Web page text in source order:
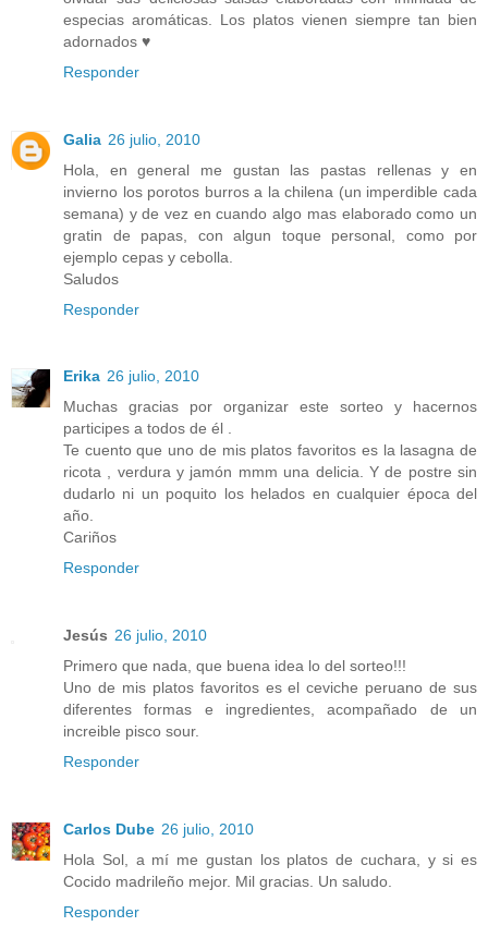
especias aromáticas. Los platos vienen siempre tan bien
adornados ♥
Responder
Galia 26 julio, 2010
Hola, en general me gustan las pastas rellenas y en
invierno los porotos burros a la chilena (un imperdible cada
semana) y de vez en cuando algo mas elaborado como un
gratin de papas, con algun toque personal, como por
ejemplo cepas y cebolla.
Saludos
Responder
Erika 26 julio, 2010
Muchas gracias por organizar este sorteo y hacernos
participes a todos de él .
Te cuento que uno de mis platos favoritos es la lasagna de
ricota , verdura y jamón mmm una delicia. Y de postre sin
dudarlo ni un poquito los helados en cualquier época del
año.
Cariños
Responder
Jesús 26 julio, 2010
Primero que nada, que buena idea lo del sorteo!!!
Uno de mis platos favoritos es el ceviche peruano de sus
diferentes formas e ingredientes, acompañado de un
increible pisco sour.
Responder
Carlos Dube 26 julio, 2010
Hola Sol, a mí me gustan los platos de cuchara, y si es
Cocido madrileño mejor. Mil gracias. Un saludo.
Responder